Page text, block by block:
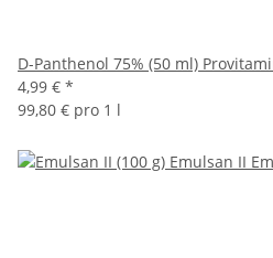
D-Panthenol 75% (50 ml)
4,99 € *
99,80 € pro 1 l